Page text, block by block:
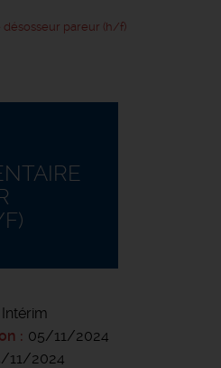
pareur (h/f)
Intérim
05/11/2024
11/2024